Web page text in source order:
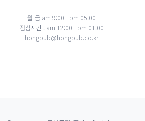
월-금 am 9:00 - pm 05:00
점심시간 : am 12:00 - pm 01:00
hongpub@hongpub.co.kr